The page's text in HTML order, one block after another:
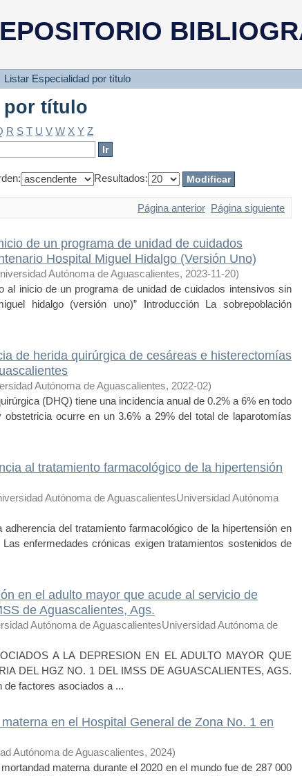
título
Listar Especialidad por título
por título
R S T U V W X Y Z
Resultados:
Página anterior Página siguiente
de un programa de unidad de cuidados
Hospital Miguel Hidalgo (Versión Uno)
Autónoma de Aguascalientes, 2023-11-20)
al inicio de un programa de unidad de cuidados intensivos sin
hidalgo (versión uno)” Introducción La sobrepoblación
de herida quirúrgica de cesáreas e histerectomías
Autónoma de Aguascalientes, 2022-02)
(DHQ) tiene una incidencia anual de 0.2% a 6% en todo
ocurre en un 3.6% a 29% del total de laparotomías
al tratamiento farmacológico de la hipertensión
Autónoma de AguascalientesUniversidad Autónoma
del tratamiento farmacológico de la hipertensión en
enfermedades crónicas exigen tratamientos sostenidos de
en el adulto mayor que acude al servicio de
de Aguascalientes, Ags.
Autónoma de AguascalientesUniversidad Autónoma de
A LA DEPRESION EN EL ADULTO MAYOR QUE
DEL HGZ NO. 1 DEL IMSS DE AGUASCALIENTES, AGS.
de factores asociados a ...
en el Hospital General de Zona No. 1 en
Autónoma de Aguascalientes, 2024)
materna durante el 2020 en el mundo fue de 287 000